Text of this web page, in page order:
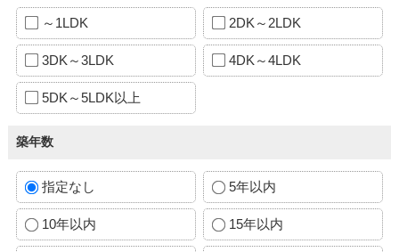
～1LDK 2DK～2LDK
3DK～3LDK 4DK～4LDK
5DK～5LDK以上
築年数
指定なし 5年以内
10年以内 15年以内